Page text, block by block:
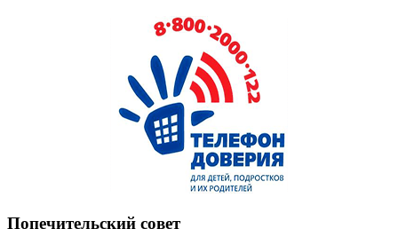
Попечительский совет